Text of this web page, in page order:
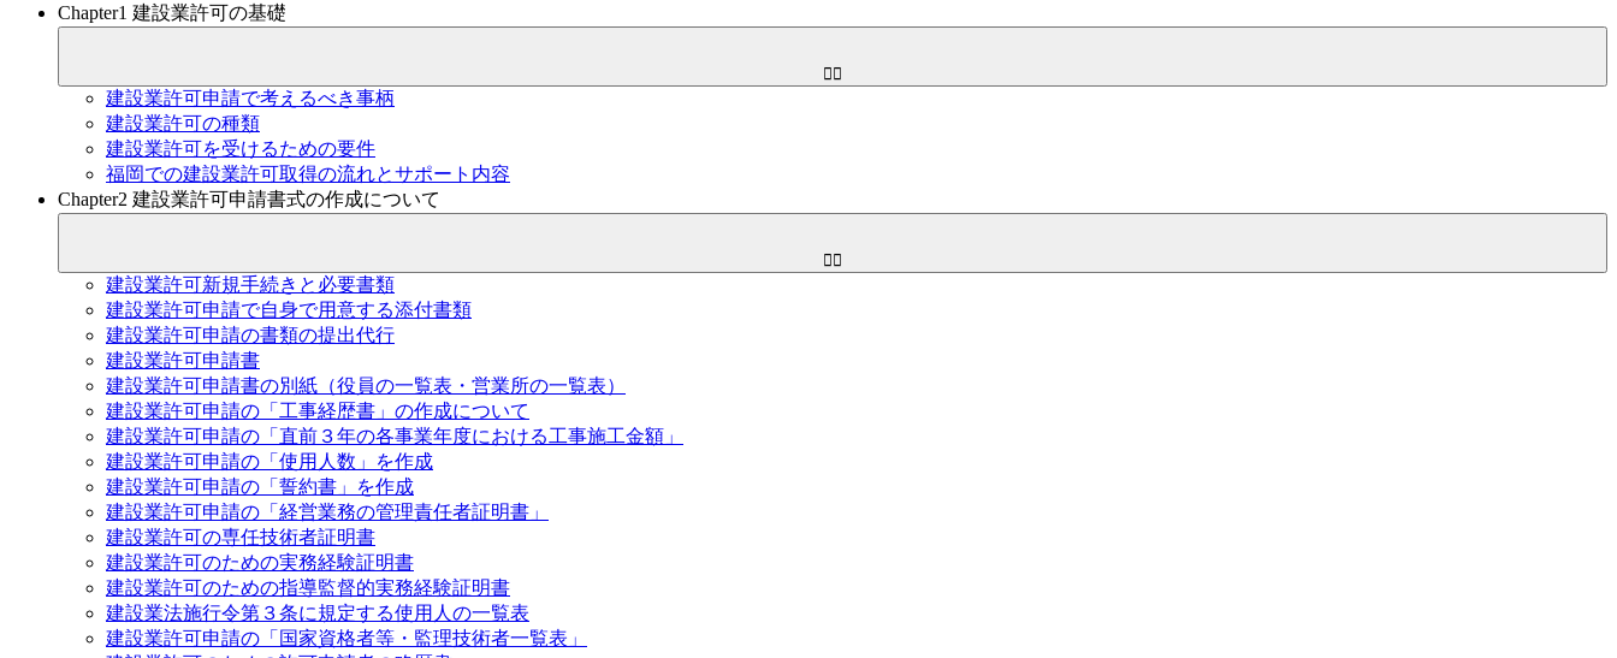
Chapter1 建設業許可の基礎
建設業許可申請で考えるべき事柄
建設業許可の種類
建設業許可を受けるための要件
福岡での建設業許可取得の流れとサポート内容
Chapter2 建設業許可申請書式の作成について
建設業許可新規手続きと必要書類
建設業許可申請で自身で用意する添付書類
建設業許可申請の書類の提出代行
建設業許可申請書
建設業許可申請書の別紙（役員の一覧表・営業所の一覧表）
建設業許可申請の「工事経歴書」の作成について
建設業許可申請の「直前３年の各事業年度における工事施工金額」
建設業許可申請の「使用人数」を作成
建設業許可申請の「誓約書」を作成
建設業許可申請の「経営業務の管理責任者証明書」
建設業許可の専任技術者証明書
建設業許可のための実務経験証明書
建設業許可のための指導監督的実務経験証明書
建設業法施行令第３条に規定する使用人の一覧表
建設業許可申請の「国家資格者等・監理技術者一覧表」